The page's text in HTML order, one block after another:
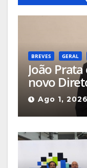
BREVES GERAL
João
novo
Emprego e
Ago 1, 2026